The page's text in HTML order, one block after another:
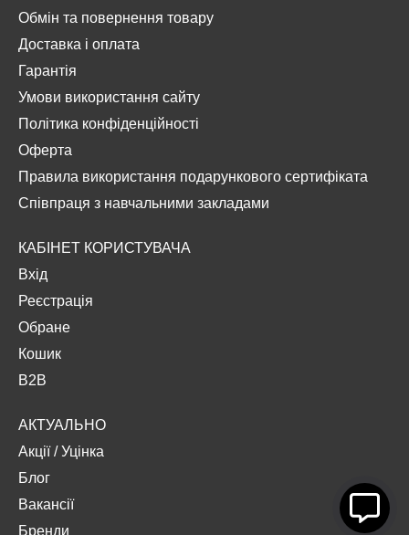
Обмін та повернення товару
Доставка і оплата
Гарантія
Умови використання сайту
Політика конфіденційності
Оферта
Правила використання подарункового сертифіката
Співпраця з навчальними закладами
КАБІНЕТ КОРИСТУВАЧА
Вхід
Реєстрація
Обране
Кошик
B2B
АКТУАЛЬНО
Акції/Уцінка
Блог
Вакансії
Бренди